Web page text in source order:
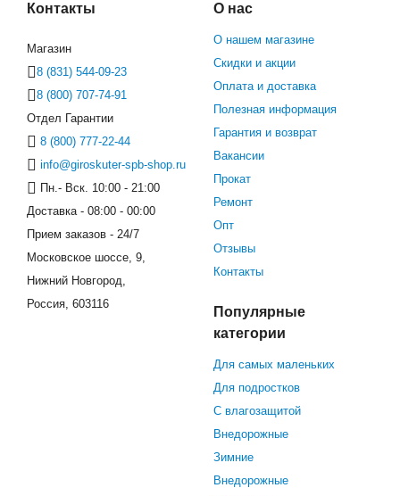
Контакты
Магазин
8 (831) 544-09-23
8 (800) 707-74-91
Отдел Гарантии
8 (800) 777-22-44
info@giroskuter-spb-shop.ru
Пн.- Вск. 10:00 - 21:00
Доставка - 08:00 - 00:00
Прием заказов - 24/7
Московское шоссе, 9,
Нижний Новгород,
Россия, 603116
О нас
О нашем магазине
Скидки и акции
Оплата и доставка
Полезная информация
Гарантия и возврат
Вакансии
Прокат
Ремонт
Опт
Отзывы
Контакты
Популярные
категории
Для самых маленьких
Для подростков
С влагозащитой
Внедорожные
Зимние
Внедорожные